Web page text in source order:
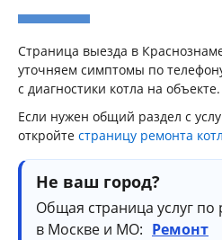
Страница выезда в
уточняем симптомы по
с диагностики котла на объекте.
Если нужен общий раздел с
откройте страницу ремонта
Не ваш город?
Общая страница услуг по
в Москве и МО: Ремонт